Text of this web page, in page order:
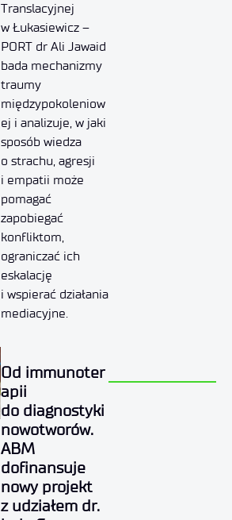
Translacyjnej
w Łukasiewicz –
PORT dr Ali Jawaid
bada mechanizmy
traumy
międzypokoleniow
ej i analizuje, w jaki
sposób wiedza
o strachu, agresji
i empatii może
pomagać
zapobiegać
konfliktom,
ograniczać ich
eskalację
i wspierać działania
mediacyjne.
Od immunoter
apii
do diagnostyki
nowotworów.
ABM
dofinansuje
nowy projekt
z udziałem dr.